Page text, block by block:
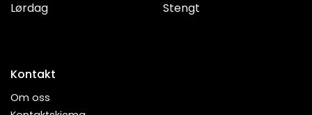
Lørdag
Stengt
Kontakt
Om oss